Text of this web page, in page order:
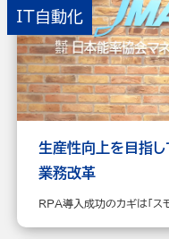
生産性向上を目指
業務改革
RPA導入成功のカギは「ス
IT自動化